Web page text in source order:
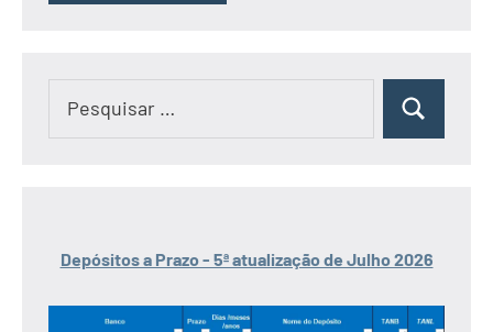
Pesquisar
Depósitos a Prazo - 5ª atualização de Julho 2026